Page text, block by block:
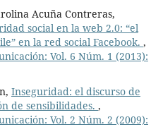
Acuña Contreras,
social en la web 2.0: “el
en la red social Facebook. ,
Vol. 6 Núm. 1 (2013):
Inseguridad: el discurso de
de sensibilidades. ,
Vol. 2 Núm. 2 (2009):